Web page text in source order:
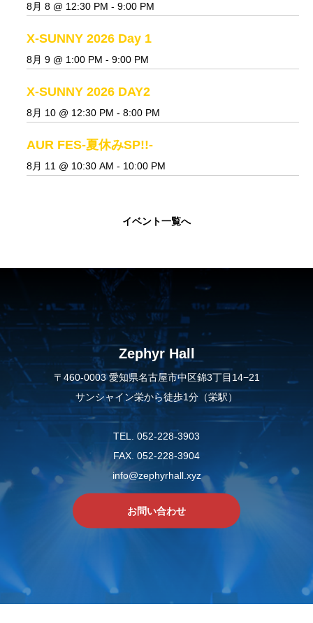
8月 8 @ 12:30 PM -9:00 PM
X-SUNNY 2026 Day 1
8月 9 @ 1:00 PM -9:00 PM
X-SUNNY 2026 DAY2
8月 10 @ 12:30 PM -8:00 PM
AUR FES-夏休みSP!!-
8月 11 @ 10:30 AM - 10:00 PM
イベント一覧へ
Zephyr Hall
〒460-0003 愛知県名古屋市中区錦3丁目14−21
サンシャイン栄から徒歩1分（栄駅）
TEL. 052-228-3903
FAX. 052-228-3904
info@zephyrhall.xyz
お問い合わせ